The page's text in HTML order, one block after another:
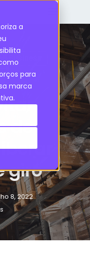
a
para
marca
de
giro
8, 2022